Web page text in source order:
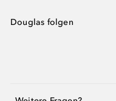
Douglas folgen